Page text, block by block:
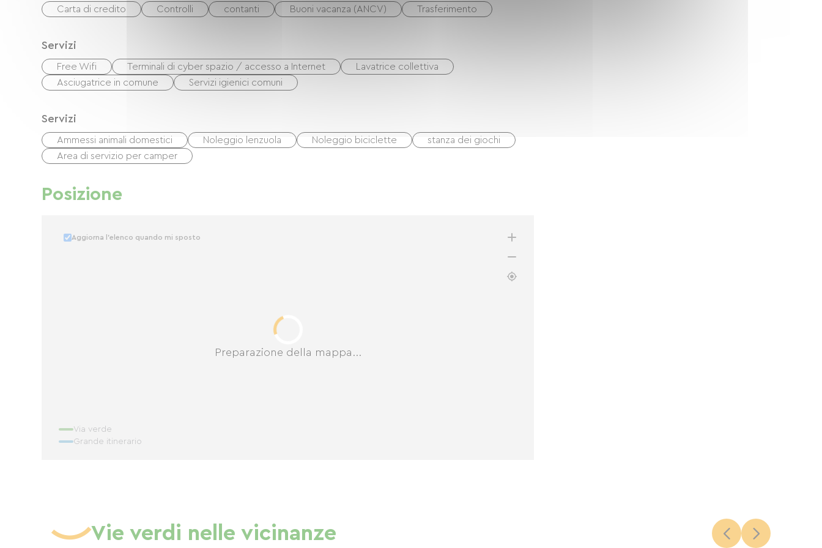
Carta di credito Controlli contanti Buoni vacanza (ANCV) Trasferimento
Servizi
Free Wifi Terminali di cyber spazio / accesso a Internet
Lavatrice collettiva
Asciugatrice in comune
Servizi igienici comuni
Servizi
Ammessi animali domestici Noleggio lenzuola Noleggio biciclette
stanza dei giochi
Area di servizio per camper
Posizione
Preparazione della mappa...
Aggiorna l'elenco quando mi sposto
Via verde
Grande itinerario
Vie verdi nelle vicinanze